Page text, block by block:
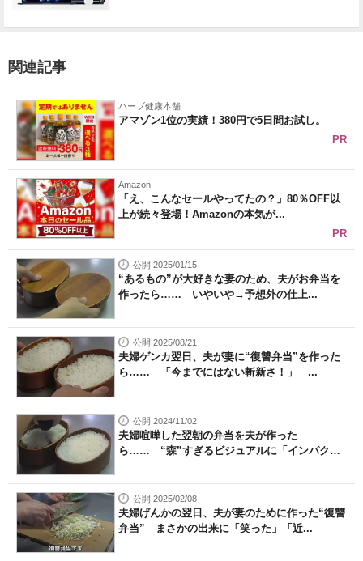
関連記事
ハーブ健康本舗
アマゾン1位の実績！380円で5日間お試し。
PR
Amazon
「え、こんなセールやってたの？」80％OFF以
上が続々登場！Amazonの本気が...
PR
公開 2025/01/15
“あるもの”が大好きな妻のため、夫がお弁当を
作ったら…… いやいや→予想外の仕上...
公開 2025/08/21
夫婦ゲンカ翌日、夫が妻に“復讐弁当”を作った
ら…… 「今までにはない斬新さ！」 ...
公開 2024/11/02
夫婦喧嘩した翌朝の弁当を夫が作った
ら…… “森”すぎるビジュアルに「インパクト
公開 2025/02/08
夫婦げんかの翌日、夫が妻のために作った“復讐
弁当” まさかの出来に「笑った」「近...